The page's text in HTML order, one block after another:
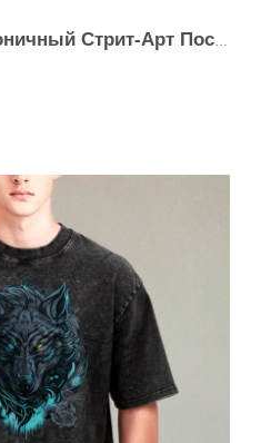
Стрит-Арт Постер